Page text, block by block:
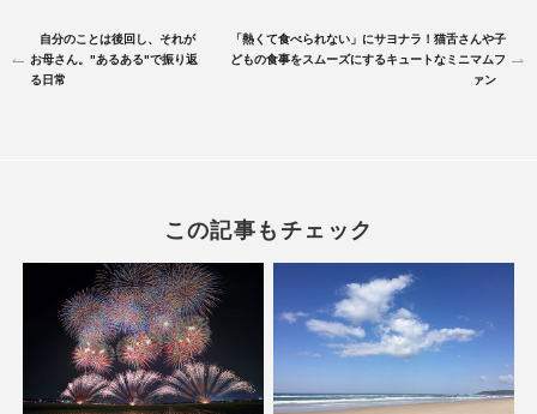
自分のことは後回し、それが
お母さん。"あるある"で振り返
る日常
「熱くて食べられない」にサヨナラ！猫舌さんや子
どもの食事をスムーズにするキュートなミニマムフ
ァン
この記事もチェック